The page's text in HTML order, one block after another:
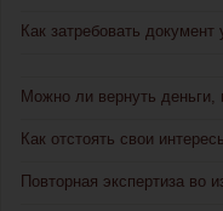
Как затребовать документ
Можно ли вернуть деньги,
Как отстоять свои
Повторная экспертиза во